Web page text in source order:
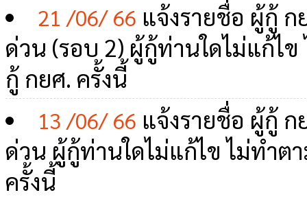
21 /06/ 66 แจ้งรายชื่อ ผู้กู้
ด่วน (รอบ 2) ผู้กู้ท่านใดไม่แก้ไ
กู้ กยศ. ครั้งนี้
13 /06/ 66 แจ้งรายชื่อ ผู้กู้
ด่วน ผู้กู้ท่านใดไม่แก้ไข ไม่ทำต
ครั้งนี้